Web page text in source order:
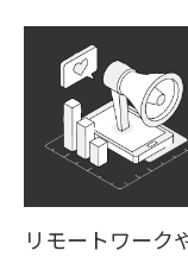
リモートワーク